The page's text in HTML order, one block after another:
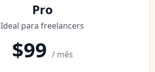
Pro
Ideal para freelancers
$99 / mês